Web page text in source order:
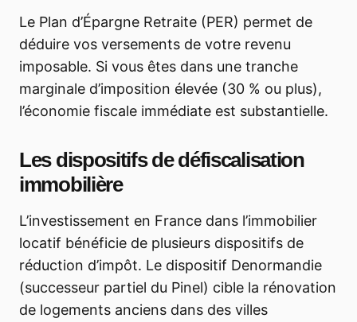
Le Plan d’Épargne Retraite (PER) permet de
déduire vos versements de votre revenu
imposable. Si vous êtes dans une tranche
marginale d’imposition élevée (30 % ou plus),
l’économie fiscale immédiate est substantielle.
Les dispositifs de défiscalisation
immobilière
L’investissement en France dans l’immobilier
locatif bénéficie de plusieurs dispositifs de
réduction d’impôt. Le dispositif Denormandie
(successeur partiel du Pinel) cible la rénovation
de logements anciens dans des villes